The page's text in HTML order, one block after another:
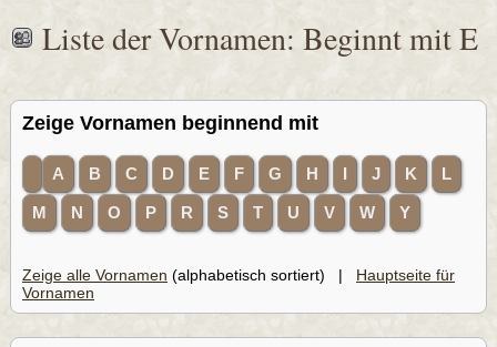
Liste der Vornamen: Beginnt mit E
Zeige Vornamen beginnend mit
A B C D E F G H J K L
M N O P R S T U V W Y
Zeige alle Vornamen (alphabetisch sortiert) | Hauptseite für
Vornamen